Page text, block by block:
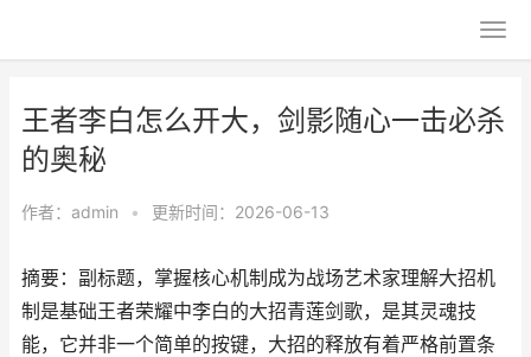
王者李白怎么开大，剑影随心一击必杀
的奥秘
作者： admin • 更新时间：2026-06-13
摘要：副标题，掌握核心机制成为战场艺术家理解大招机
制是基础王者荣耀中李白的大招青莲剑歌，是其灵魂技
能，它并非一个简单的按键，大招的释放有着严格前置条